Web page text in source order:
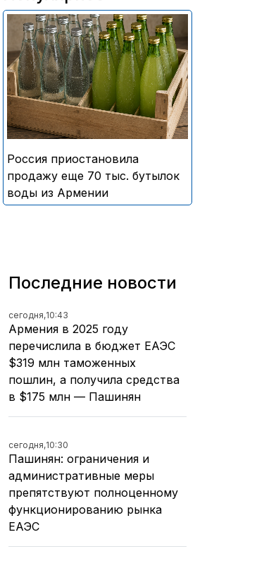
В России приостановили
продажу более 70 тыс.
бутылок питьевой воды и
безалкогольных напитков
армянского производства
Россия приостановила
продажу еще 70 тыс. бутылок
воды из Армении
Последние новости
сегодня,10:43
Армения в 2025 году
перечислила в бюджет ЕАЭС
$319 млн таможенных
пошлин, а получила средства
в $175 млн — Пашинян
сегодня,10:30
Пашинян: ограничения и
административные меры
препятствуют полноценному
функционированию рынка
ЕАЭС